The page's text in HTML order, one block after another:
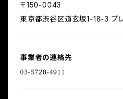
〒150-0043
東京都渋谷区道玄坂1-18-3 プ
事業者の連絡先